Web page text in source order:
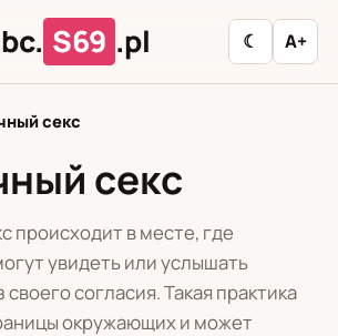
S69 .pl ☾ A+
abc.
О П Р С Т
У
Э
секс
секс
происходит в месте, где
увидеть или услышать
своего согласия. Такая практика
окружающих и может